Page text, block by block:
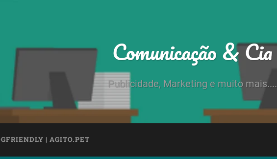
Comunicação & Cia
Publicidade, Marketing e muito mais....
| AGITO.PET